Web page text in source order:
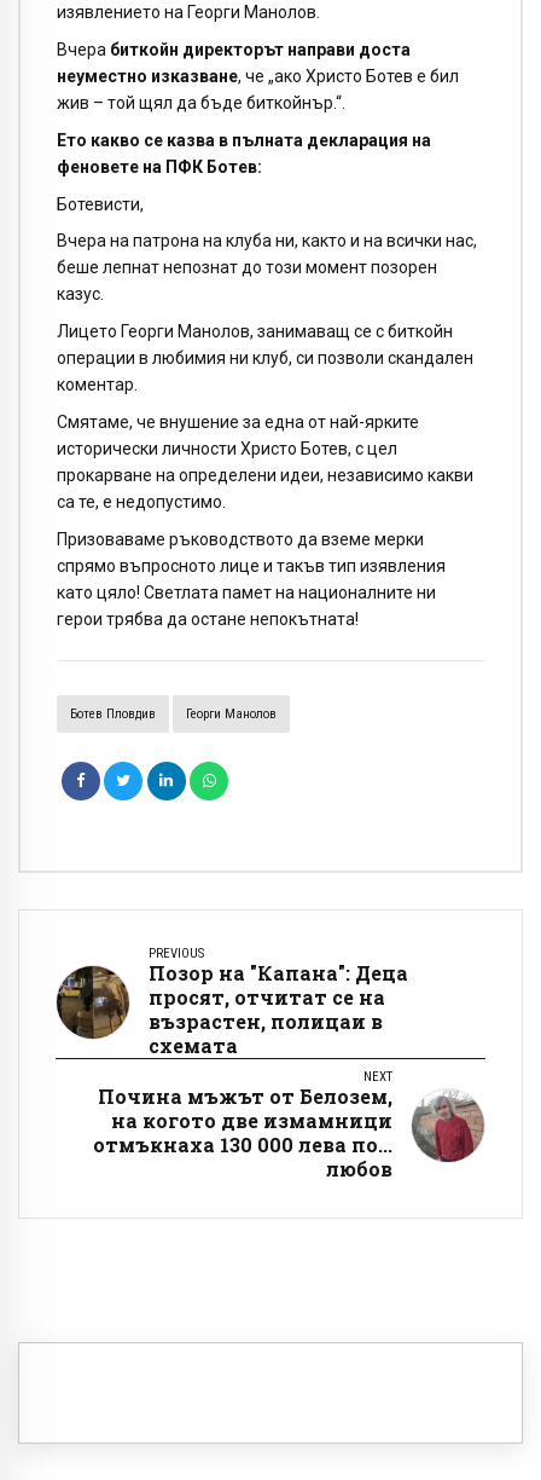
изявлението на Георги Манолов.
Вчера биткойн директорът направи доста
неуместно изказване, че „ако Христо Ботев е бил
жив – той щял да бъде биткойнър.“.
Ето какво се казва в пълната декларация на
феновете на ПФК Ботев:
Ботевисти,
Вчера на патрона на клуба ни, както и на всички нас,
беше лепнат непознат до този момент позорен
казус.
Лицето Георги Манолов, занимаващ се с биткойн
операции в любимия ни клуб, си позволи скандален
коментар.
Смятаме, че внушение за една от най-ярките
исторически личности Христо Ботев, с цел
прокарване на определени идеи, независимо какви
са те, е недопустимо.
Призоваваме ръководството да вземе мерки
спрямо въпросното лице и такъв тип изявления
като цяло! Светлата памет на националните ни
герои трябва да остане непокътната!
Ботев Пловдив Георги Манолов
PREVIOUS
Позор на "Капана": Деца
просят, отчитат се на
възрастен, полицаи в
схемата
NEXT
Почина мъжът от Белозем,
на когото две измамници
отмъкнаха 130 000 лева по...
любов